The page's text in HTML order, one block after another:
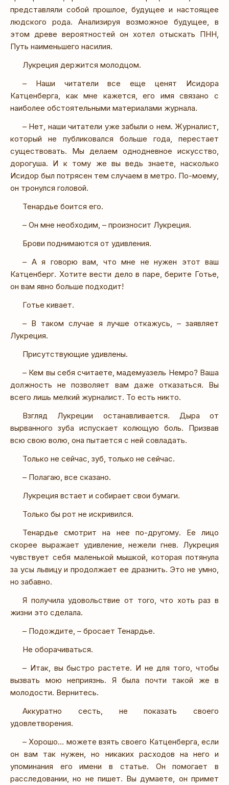
представляли собой прошлое, будущее и настоящее
людского рода. Анализируя возможное будущее, в
этом древе вероятностей он хотел отыскать ПНН,
Путь наименьшего насилия.
Лукреция держится молодцом.
– Наши читатели все еще ценят Исидора
Катценберга, как мне кажется, его имя связано с
наиболее обстоятельными материалами журнала.
– Нет, наши читатели уже забыли о нем. Журналист,
который не публиковался больше года, перестает
существовать. Мы делаем однодневное искусство,
дорогуша. И к тому же вы ведь знаете, насколько
Исидор был потрясен тем случаем в метро. По-моему,
он тронулся головой.
Тенардье боится его.
– Он мне необходим, – произносит Лукреция.
Брови поднимаются от удивления.
– А я говорю вам, что мне не нужен этот ваш
Катценберг. Хотите вести дело в паре, берите Готье,
он вам явно больше подходит!
Готье кивает.
– В таком случае я лучше откажусь, – заявляет
Лукреция.
Присутствующие удивлены.
– Кем вы себя считаете, мадемуазель Немро? Ваша
должность не позволяет вам даже отказаться. Вы
всего лишь мелкий журналист. То есть никто.
Взгляд Лукреции останавливается. Дыра от
вырванного зуба испускает колющую боль. Призвав
всю свою волю, она пытается с ней совладать.
Только не сейчас, зуб, только не сейчас.
– Полагаю, все сказано.
Лукреция встает и собирает свои бумаги.
Только бы рот не искривился.
Тенардье смотрит на нее по-другому. Ее лицо
скорее выражает удивление, нежели гнев. Лукреция
чувствует себя маленькой мышкой, которая потянула
за усы львицу и продолжает ее дразнить. Это не умно,
но забавно.
Я получила удовольствие от того, что хоть раз в
жизни это сделала.
– Подождите, – бросает Тенардье.
Не оборачиваться.
– Итак, вы быстро растете. И не для того, чтобы
вызвать мою неприязнь. Я была почти такой же в
молодости. Вернитесь.
Аккуратно сесть, не показать своего
удовлетворения.
– Хорошо… можете взять своего Катценберга, если
он вам так нужен, но никаких расходов на него и
упоминания его имени в статье. Он помогает в
расследовании, но не пишет. Вы думаете, он примет